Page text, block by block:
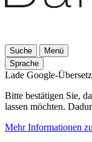
Suche
Menü
Sprache
Lade Google-
Bitte bestätigen Sie,
lassen möchten.
Mehr Informationen